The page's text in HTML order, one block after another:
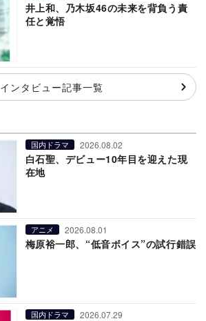
井上和、乃木坂46の未来を背負う責
任と覚悟
インタビュー記事一覧
国内ドラマ 2026.08.02
白石聖、デビュー10年目を迎えた現
在地
アニメ 2026.08.01
梅原裕一郎、“低音ボイス”の試行錯誤
国内ドラマ 2026.07.29